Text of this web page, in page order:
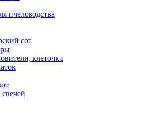
пчеловодства
сот
клеточки